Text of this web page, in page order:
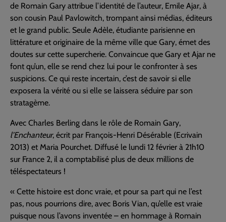
de Romain Gary attribue l’identité de l’auteur, Emile Ajar, à
son cousin Paul Pavlowitch, trompant ainsi médias, éditeurs
et le grand public. Seule Adèle, étudiante parisienne en
littérature et originaire de la même ville que Gary, émet des
doutes sur cette supercherie. Convaincue que Gary et Ajar ne
font qu’un, elle se rend chez lui pour le confronter à ses
suspicions. Ce qui reste incertain, c’est de savoir si elle
exposera la vérité ou si elle se laissera séduire par son
stratagème.
Avec Charles Berling dans le rôle de Romain Gary,
l’Enchanteur, écrit par François-Henri Désérable (Ecrivain
2013) et Maria Pourchet. Diffusé le lundi 12 février à 21h10
sur France 2, il a comptabilisé plus de deux millions de
téléspectateurs !
« Cette histoire est donc vraie, et pour sa part qui ne l’est
pas, nous pourrions dire, avec Boris Vian, qu’elle est vraie
puisque nous l’avons inventée – en hommage à Romain